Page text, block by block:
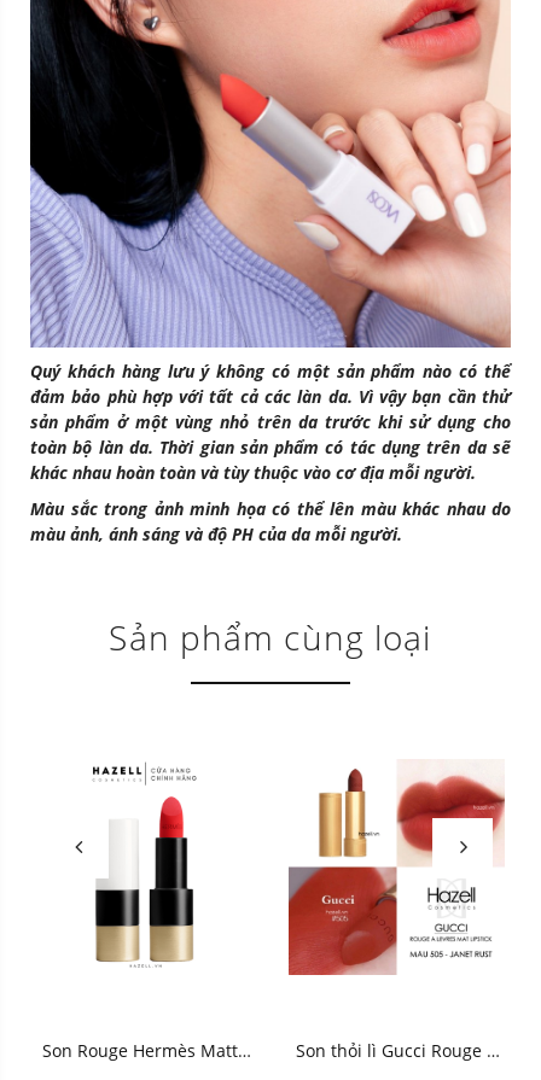
Quý khách hàng lưu ý không có một sản phẩm nào có thể
đảm bảo phù hợp với tất cả các làn da. Vì vậy bạn cần thử
sản phẩm ở một vùng nhỏ trên da trước khi sử dụng cho
toàn bộ làn da. Thời gian sản phẩm có tác dụng trên da sẽ
khác nhau hoàn toàn và tùy thuộc vào cơ địa mỗi người.
Màu sắc trong ảnh minh họa có thể lên màu khác nhau do
màu ảnh, ánh sáng và độ PH của da mỗi người.
Sản phẩm cùng loại
Son Rouge Hermès Matte
Son thỏi lì Gucci Rouge À